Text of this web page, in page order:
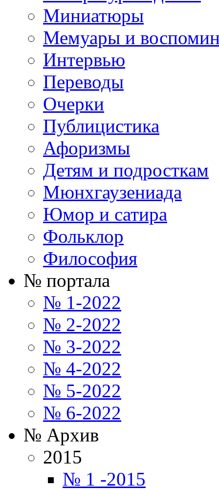
Миниатюры
Мемуары и
Интервью
Переводы
Очерки
Публицистика
Афоризмы
Детям и подросткам
Мюнхгаузениада
Юмор и сатира
Фольклор
Философия
№ портала
№ 1-2022
№ 2-2022
№ 3-2022
№ 4-2022
№ 5-2022
№ 6-2022
№ Архив
2015
№ 1 -2015